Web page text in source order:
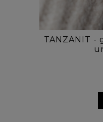
TANZANIT -